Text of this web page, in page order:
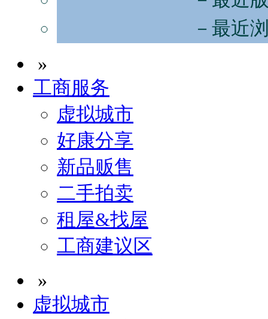
－最近
»
工商服务
虚拟城市
好康分享
新品贩售
二手拍卖
租屋&找屋
工商建议区
»
虚拟城市